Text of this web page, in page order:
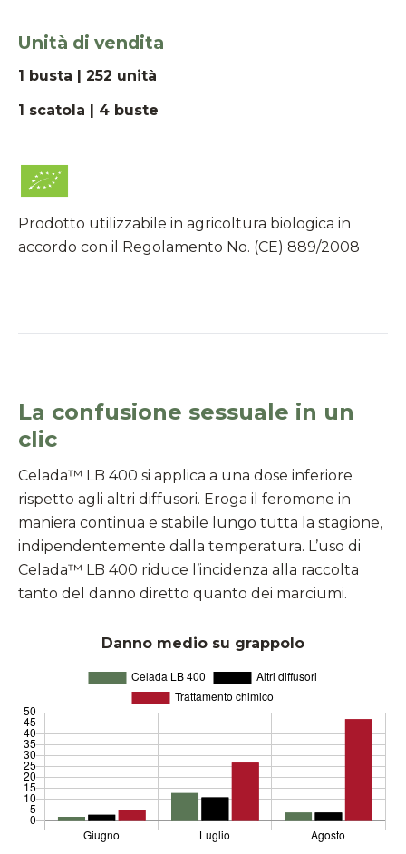
Unità di vendita
1 busta | 252 unità
1 scatola | 4 buste
Prodotto utilizzabile in agricoltura biologica in
accordo con il Regolamento No. (CE) 889/2008
La confusione sessuale in un
clic
Celada™ LB 400 si applica a una dose inferiore
rispetto agli altri diffusori. Eroga il feromone in
maniera continua e stabile lungo tutta la stagione,
indipendentemente dalla temperatura. L’uso di
Celada™ LB 400 riduce l’incidenza alla raccolta
tanto del danno diretto quanto dei marciumi.
Danno medio su grappolo